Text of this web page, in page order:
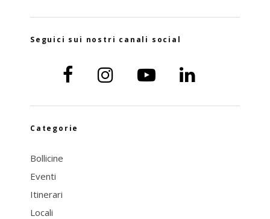
Seguici sui nostri canali social
Categorie
Bollicine
Eventi
Itinerari
Locali